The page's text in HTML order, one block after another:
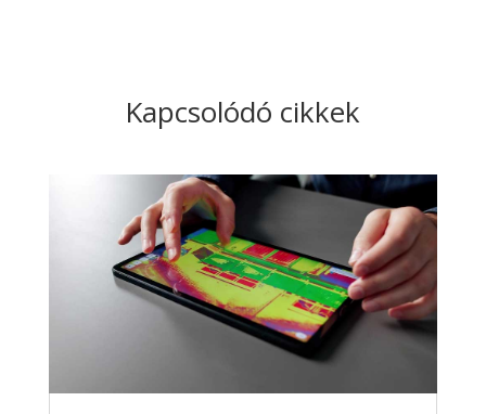
Kapcsolódó cikkek